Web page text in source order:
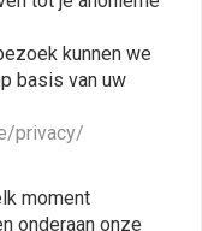
(150°C, black
kunnen we
basis van uw
privacy/
moment
onderaan onze